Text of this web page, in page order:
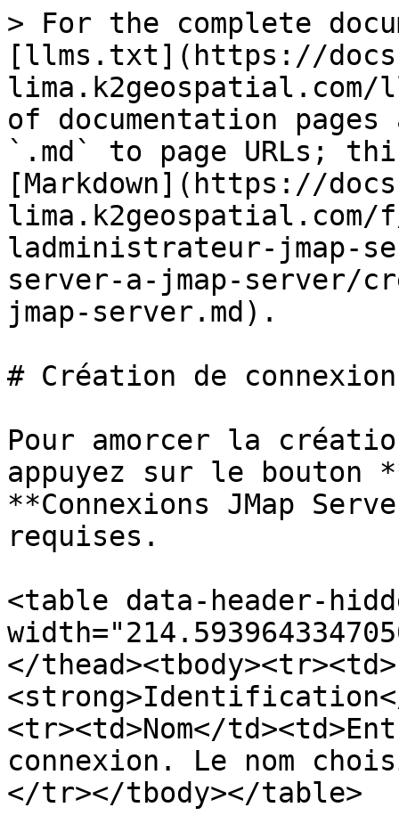
> For the complete
[llms.txt](https://
of documentation
`.md` to page URLs;
[Markdown](https://
ladministrateur-jmap-
server-a-jmap-server/
jmap-server.md).
# Création de
Pour amorcer la
appuyez sur le bouton
**Connexions JMap
requises.
<table data-header-
</thead><tbody><tr><td>
<tr><td>Nom</
connexion. Le nom
</tr></tbody></table>